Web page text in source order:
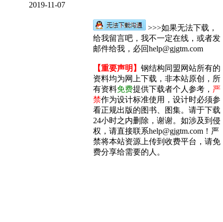
2019-11-07
>>>如果无法下载，
给我留言吧，我不一定在线，或者发
邮件给我，必回help@gjgtm.com
【重要声明】 钢结构同盟网站所有的
资料均为网上下载，非本站原创，所
有资料免费提供下载者个人参考， 严
禁作为设计标准使用，设计时必须参
看正规出版的图书、图集。请于下载
24小时之内删除，谢谢。如涉及到侵
权，请直接联系help@gjgtm.com！严
禁将本站资源上传到收费平台，请免
费分享给需要的人。